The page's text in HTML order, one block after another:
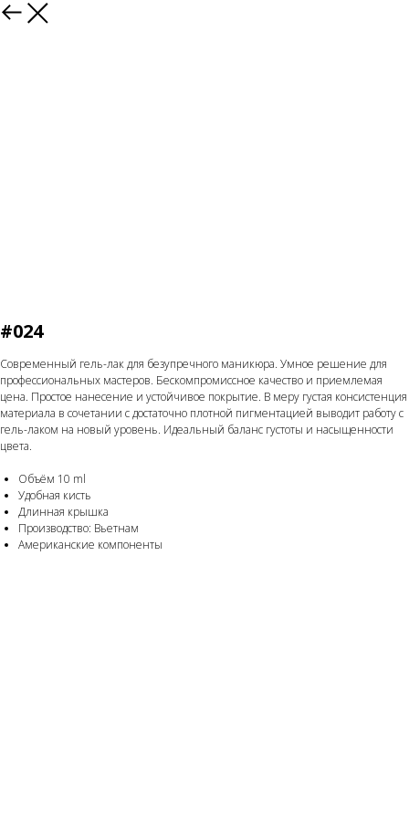
Назад
#024
Современный гель-лак для безупречного маникюра. Умное решение для
профессиональных мастеров. Бескомпромиссное качество и приемлемая
цена. Простое нанесение и устойчивое покрытие. В меру густая консистенция
материала в сочетании с достаточно плотной пигментацией выводит работу с
гель-лаком на новый уровень. Идеальный баланс густоты и насыщенности
цвета.
Объём 10 ml
Удобная кисть
Длинная крышка
Производство: Вьетнам
Американские компоненты